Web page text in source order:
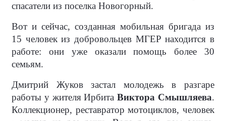
спасатели из поселка Новогорный.
Вот и сейчас, созданная мобильная бригада из
15 человек из добровольцев МГЕР находится в
работе: они уже оказали помощь более 30
семьям.
Дмитрий Жуков застал молодежь в разгаре
работы у жителя ИрбитаВиктора Смышляева.
Коллекционер, реставратор мотоциклов, человек